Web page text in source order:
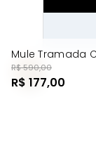
Mule Tramada
R$ 590,00
R$ 177,00